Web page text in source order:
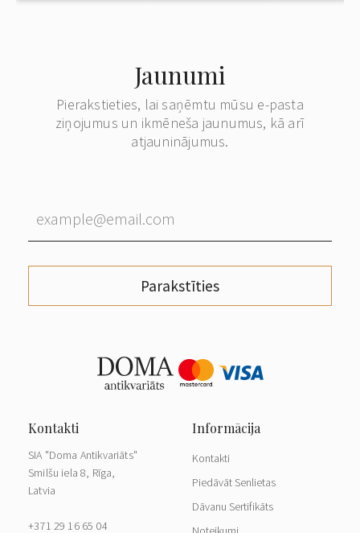
Jaunumi
Pierakstieties, lai saņēmtu mūsu e-pasta
ziņojumus un ikmēneša jaunumus, kā arī
atjauninājumus.
Parakstīties
SIA "Doma Antikvariāts"
Smilšu iela 8, Rīga,
Latvia
+371 29 16 65 04
Kontakti
Piedāvāt Senlietas
Dāvanu Sertifikāts